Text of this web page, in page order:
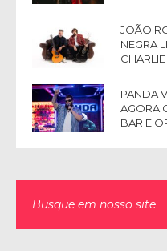
JOÃO
NEGRA
PANDA
AGORA
BAR E